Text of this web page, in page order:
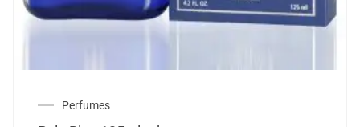
Perfumes